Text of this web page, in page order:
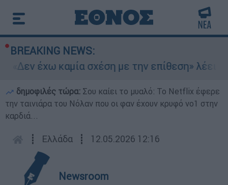
BREAKING NEWS:
έχω καμία σχέση με την επίθεση» λέει η
δημοφιλές τώρα: Σου καίει το μυαλό: Το Netflix έφερε
την ταινιάρα του Νόλαν που οι φαν έχουν κρυφό νο1 στην
καρδιά...
┋ Ελλάδα ┋ 12.05.2026 12:16
Newsroom